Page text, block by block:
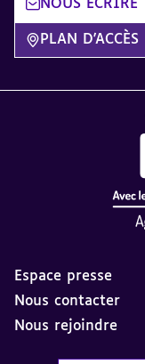
NOUS ÉCRIRE
PLAN D'ACCÈS
Espace presse
Nous contacter
Nous rejoindre